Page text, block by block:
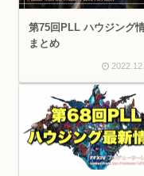
第75回PLL ハウジング
まとめ